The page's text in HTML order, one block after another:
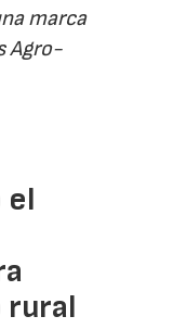
marca
Agro-
el
rural